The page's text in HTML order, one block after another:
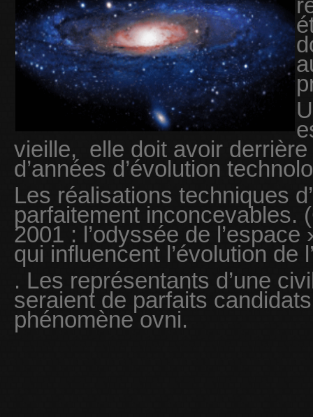
vieille, elle doit avoir
d’années d’évolution
Les réalisations techniques
parfaitement inconcevables.
2001 : l’odyssée de
qui influencent l’évolution de
. Les représentants d’une
seraient de parfaits
phénomène ovni.